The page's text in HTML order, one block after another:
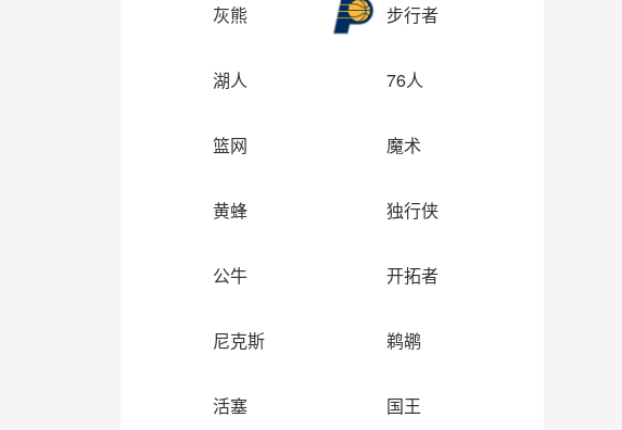
灰熊 步行者
湖人 76人
篮网 魔术
黄蜂 独行侠
公牛 开拓者
尼克斯 鹈鹕
活塞 国王